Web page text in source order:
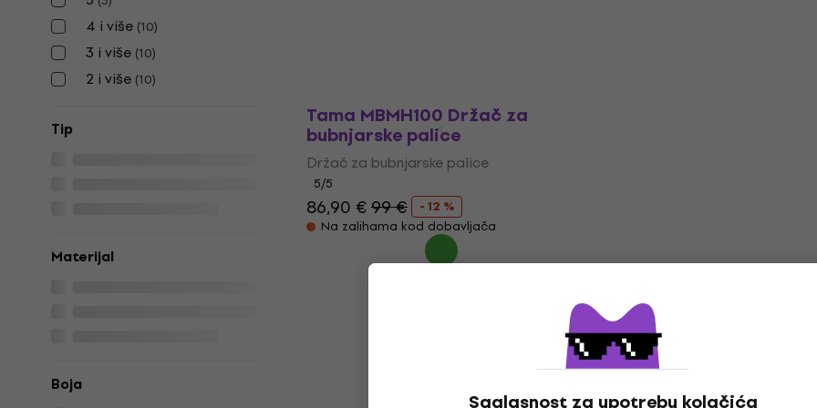
Saglasnost za upotrebu kolačića
4 i više (10)
3 i više (10)
2 i više (10)
Tip
Materijal
Boja
Tama MBMH100 Držač za
bubnjarske palice
Držač za bubnjarske palice
5/5
86,90 €99 €
- 12 %
Na zalihama kod dobavljača